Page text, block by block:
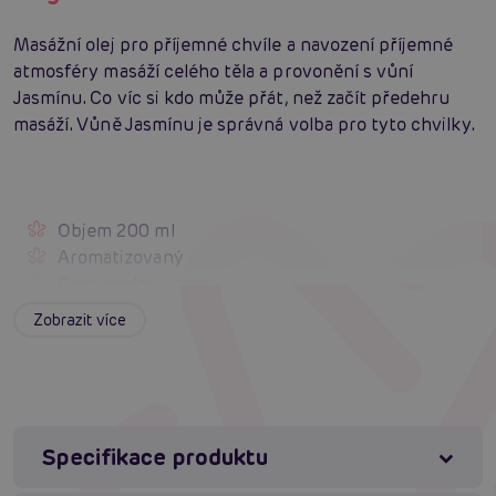
Masážní olej pro příjemné chvíle a navození příjemné
atmosféry masáží celého těla a provonění s vůní
Jasmínu. Co víc si kdo může přát, než začít předehru
masáží. Vůně Jasmínu je správná volba pro tyto chvilky.
Objem 200 ml
Aromatizovaný
Palmitate, polyglyceryl-2 Sesquisostearate, Simmondisa
Zobrazit více
Specifikace produktu